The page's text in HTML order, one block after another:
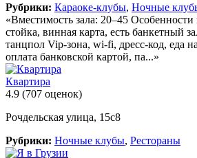
Рубрики: Караоке-клубы, Ночные
«Вместимость зала: 20–45 Особенности
стойка, винная карта, есть банкетный
танцпол Vip-зона, wi-fi, дресс-код, еда
оплата банковской картой, па...»
Квартира
4.9 (707 оценок)
Рочдельская улица, 15с8
Рубрики: Ночные клубы, Рестораны